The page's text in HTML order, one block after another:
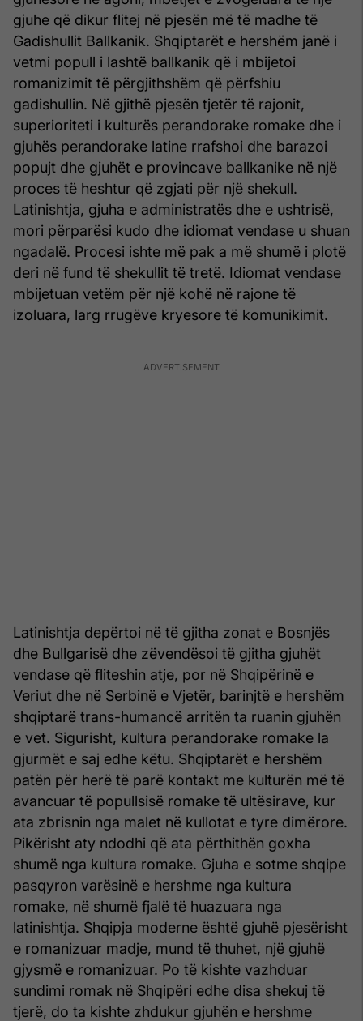
gjuhe që dikur flitej në pjesën më të madhe të
Gadishullit Ballkanik. Shqiptarët e hershëm janë i
vetmi popull i lashtë ballkanik që i mbijetoi
romanizimit të përgjithshëm që përfshiu
gadishullin. Në gjithë pjesën tjetër të rajonit,
superioriteti i kulturës perandorake romake dhe i
gjuhës perandorake latine rrafshoi dhe barazoi
popujt dhe gjuhët e provincave ballkanike në një
proces të heshtur që zgjati për një shekull.
Latinishtja, gjuha e administratës dhe e ushtrisë,
mori përparësi kudo dhe idiomat vendase u shuan
ngadalë. Procesi ishte më pak a më shumë i plotë
deri në fund të shekullit të tretë. Idiomat vendase
mbijetuan vetëm për një kohë në rajone të
izoluara, larg rrugëve kryesore të komunikimit.
Latinishtja depërtoi në të gjitha zonat e Bosnjës
dhe Bullgarisë dhe zëvendësoi të gjitha gjuhët
vendase që fliteshin atje, por në Shqipërinë e
Veriut dhe në Serbinë e Vjetër, barinjtë e hershëm
shqiptarë trans-humancë arritën ta ruanin gjuhën
e vet. Sigurisht, kultura perandorake romake la
gjurmët e saj edhe këtu. Shqiptarët e hershëm
patën për herë të parë kontakt me kulturën më të
avancuar të popullsisë romake të ultësirave, kur
ata zbrisnin nga malet në kullotat e tyre dimërore.
Pikërisht aty ndodhi që ata përthithën goxha
shumë nga kultura romake. Gjuha e sotme shqipe
pasqyron varësinë e hershme nga kultura
romake, në shumë fjalë të huazuara nga
latinishtja. Shqipja moderne është gjuhë pjesërisht
e romanizuar madje, mund të thuhet, një gjuhë
gjysmë e romanizuar. Po të kishte vazhduar
sundimi romak në Shqipëri edhe disa shekuj të
tjerë, do ta kishte zhdukur gjuhën e hershme